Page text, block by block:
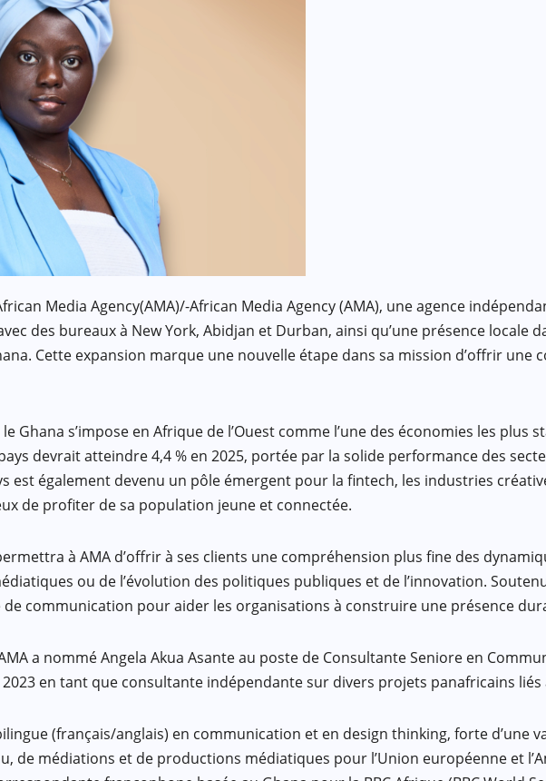
Media Agency(AMA)/-African Media Agency (AMA), une agence
des bureaux à New York, Abidjan et Durban, ainsi qu’une présence locale
Cette expansion marque une nouvelle étape dans sa mission d’offrir une
Ghana s’impose en Afrique de l’Ouest comme l’une des économies les plus
devrait atteindre 4,4 % en 2025, portée par la solide performance des
est également devenu un pôle émergent pour la fintech, les industries
de profiter de sa population jeune et connectée.
à AMA d’offrir à ses clients une compréhension plus fine des
ou de l’évolution des politiques publiques et de l’innovation.
communication pour aider les organisations à construire une présence
a nommé Angela Akua Asante au poste de Consultante Seniore en
en tant que consultante indépendante sur divers projets panafricains liés
(français/anglais) en communication et en design thinking, forte d’une
de médiations et de productions médiatiques pour l’Union européenne et